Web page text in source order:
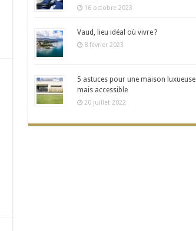
16 octobre 2023
Vaud, lieu idéal où vivre ?
8 février 2023
5 astuces pour une maison luxueuse
mais accessible
20 juillet 2022